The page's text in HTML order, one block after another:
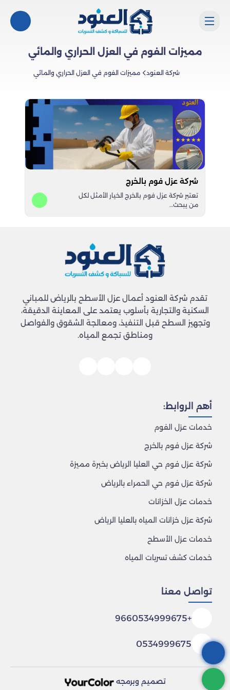
مميزات الفوم في العزل الحراري والمائي
شركة العنود مميزات الفوم في العزل الحراري والمائي
شركة عزل فوم بالخرج
تعتبر شركة عزل فوم بالخرج الخيار الأمثل لكل
من يبحث…
تقدم شركة العنود أعمال عزل الأسطح بالرياض للمباني
السكنية والتجارية بأسلوب يعتمد على المعاينة الدقيقة،
وتجهيز السطح قبل التنفيذ، ومعالجة الشقوق والفواصل
ومناطق تجمع المياه.
أهم الروابط:
خدمات عزل الفوم
شركة عزل فوم بالخرج
شركة عزل فوم حي العليا الرياض بخبرة مميزة
شركة عزل فوم حي الحمراء بالرياض
خدمات عزل الخزانات
شركة عزل خزانات المياه بالعليا الرياض
خدمات عزل الأسطح
خدمات كشف تسربات المياه
تواصل معنا
+9660534999675
0534999675
تصميم وبرمجه